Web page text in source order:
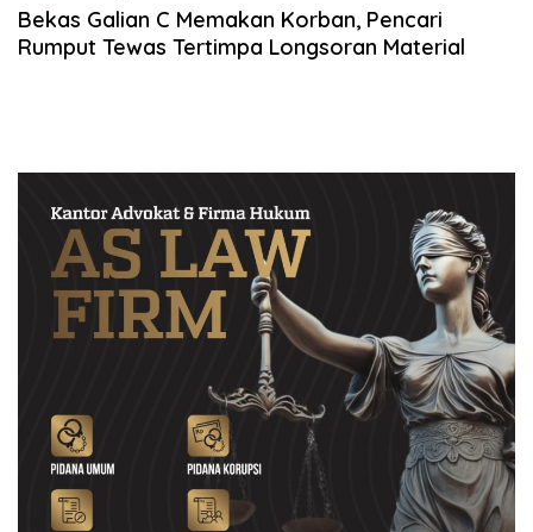
Bekas Galian C Memakan Korban, Pencari
Rumput Tewas Tertimpa Longsoran Material